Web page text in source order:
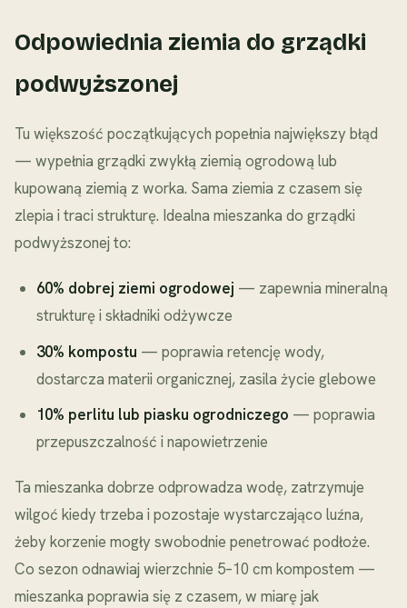
Odpowiednia ziemia do grządki
podwyższonej
Tu większość początkujących popełnia największy błąd
— wypełnia grządki zwykłą ziemią ogrodową lub
kupowaną ziemią z worka. Sama ziemia z czasem się
zlepia i traci strukturę. Idealna mieszanka do grządki
podwyższonej to:
60% dobrej ziemi ogrodowej — zapewnia mineralną
strukturę i składniki odżywcze
30% kompostu — poprawia retencję wody,
dostarcza materii organicznej, zasila życie glebowe
10% perlitu lub piasku ogrodniczego — poprawia
przepuszczalność i napowietrzenie
Ta mieszanka dobrze odprowadza wodę, zatrzymuje
wilgoć kiedy trzeba i pozostaje wystarczająco luźna,
żeby korzenie mogły swobodnie penetrować podłoże.
Co sezon odnawiaj wierzchnie 5–10 cm kompostem —
mieszanka poprawia się z czasem, w miarę jak